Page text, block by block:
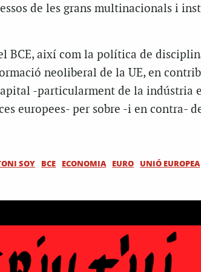
de les grans multinacionals i
BCE, així com la política de
neoliberal de la UE, en
-particularment de la indústria
europees- per sobre -i en contra-
SOY BCE ECONOMIA EURO UNIÓ EUROPEA